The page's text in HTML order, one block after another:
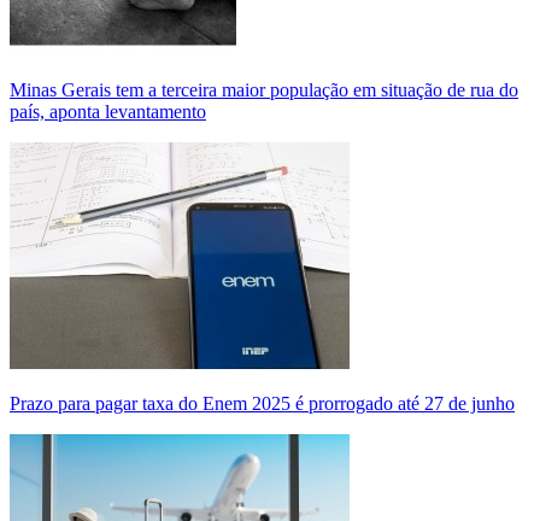
Minas Gerais tem a terceira maior população em situação de rua do
país, aponta levantamento
Prazo para pagar taxa do Enem 2025 é prorrogado até 27 de junho